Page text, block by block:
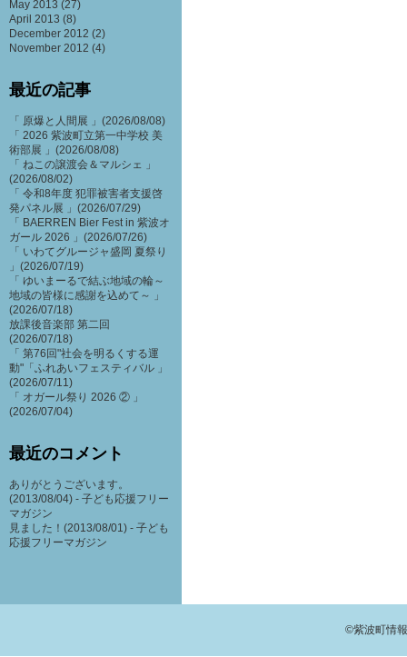
May 2013 (27)
April 2013 (8)
December 2012 (2)
November 2012 (4)
最近の記事
「 原爆と人間展 」(2026/08/08)
「 2026 紫波町立第一中学校 美
術部展 」(2026/08/08)
「 ねこの譲渡会＆マルシェ 」
(2026/08/02)
「 令和8年度 犯罪被害者支援啓
発パネル展 」(2026/07/29)
「 BAERREN Bier Fest in 紫波オ
ガール 2026 」(2026/07/26)
「 いわてグルージャ盛岡 夏祭り
」(2026/07/19)
「 ゆいまーるで結ぶ地域の輪～
地域の皆様に感謝を込めて～ 」
(2026/07/18)
放課後音楽部 第二回
(2026/07/18)
「 第76回"社会を明るくする運
動"「ふれあいフェスティバル 」
(2026/07/11)
「 オガール祭り 2026 ② 」
(2026/07/04)
最近のコメント
ありがとうございます。
(2013/08/04) - 子ども応援フリー
マガジン
見ました！(2013/08/01) - 子ども
応援フリーマガジン
©紫波町情